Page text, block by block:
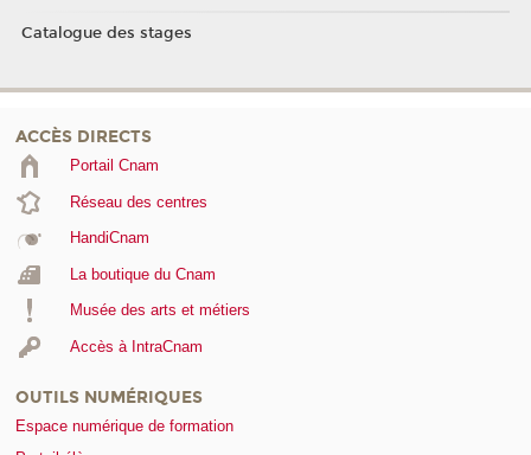
Catalogue des stages
ACCÈS DIRECTS
Portail Cnam
Réseau des centres
HandiCnam
La boutique du Cnam
Musée des arts et métiers
Accès à IntraCnam
OUTILS NUMÉRIQUES
Espace numérique de formation